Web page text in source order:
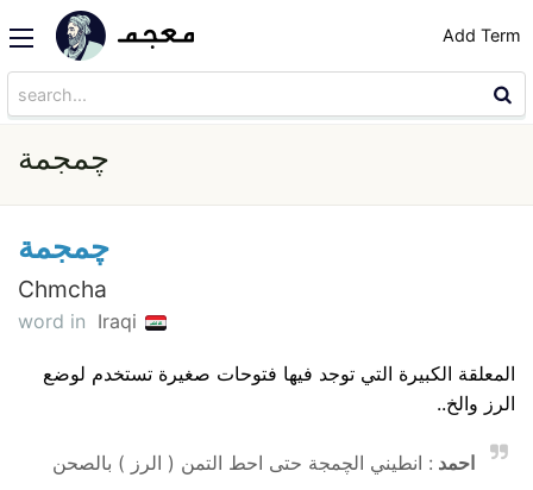
Add Term
چمجمة
چمجمة
Chmcha
word in Iraqi
المعلقة الكبيرة التي توجد فيها فتوحات صغيرة تستخدم لوضع
الرز والخ..
احمد : انطيني الچمجة حتى احط التمن ( الرز ) بالصحن